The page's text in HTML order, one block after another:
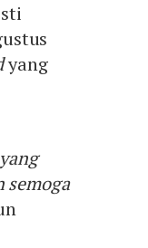
yang
semoga